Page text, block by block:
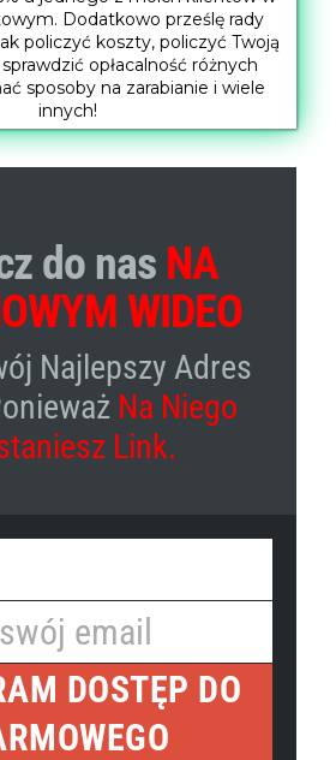
Dodatkowo prześlę rady
policzyć koszty, policzyć Twoją
opłacalność różnych
sposoby na zarabianie i wiele
innych!
do nas NA
WIDEO
Najlepszy Adres
Na Niego
Link.
email
DOSTĘP DO